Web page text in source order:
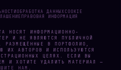
ОБРАБОТКА ДАННЫХ COOKIE
ПРАВОВАЯ ИНФОРМАЦИЯ
НОСЯТ ИНФОРМАЦИОННО-
И НЕ ЯВЛЯЮТСЯ ПУБЛИЧНОЙ
РАЗМЕЩЁННЫЕ В ПОРТФОЛИО,
ИХ АВТОРОВ И ИСПОЛЬЗУЮТСЯ
ЦЕЛЯХ. ЕСЛИ ВЫ
И ХОТИТЕ УДАЛИТЬ МАТЕРИАЛ —
НАМ .